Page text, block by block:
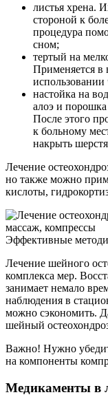
листья хрена.
стороной к
процедура
сном;
тертый на
Применяется в
использовании
настойка на
алоэ и
После этого
к больному
накрыть
Лечение
но также можно
кислоты,
Эффективные
Лечение шейного
комплекса мер.
занимает немало
наблюдения в
можно сэкономить.
шейный
Важно! Нужно
на компоненты
Медикаменты в